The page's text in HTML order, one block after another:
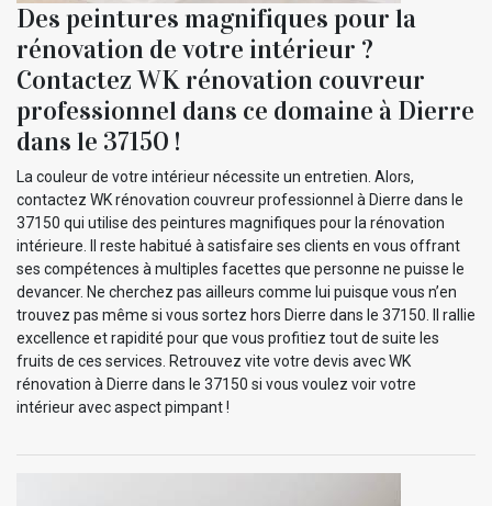
Des peintures magnifiques pour la
rénovation de votre intérieur ?
Contactez WK rénovation couvreur
professionnel dans ce domaine à Dierre
dans le 37150 !
La couleur de votre intérieur nécessite un entretien. Alors,
contactez WK rénovation couvreur professionnel à Dierre dans le
37150 qui utilise des peintures magnifiques pour la rénovation
intérieure. Il reste habitué à satisfaire ses clients en vous offrant
ses compétences à multiples facettes que personne ne puisse le
devancer. Ne cherchez pas ailleurs comme lui puisque vous n’en
trouvez pas même si vous sortez hors Dierre dans le 37150. Il rallie
excellence et rapidité pour que vous profitiez tout de suite les
fruits de ces services. Retrouvez vite votre devis avec WK
rénovation à Dierre dans le 37150 si vous voulez voir votre
intérieur avec aspect pimpant !